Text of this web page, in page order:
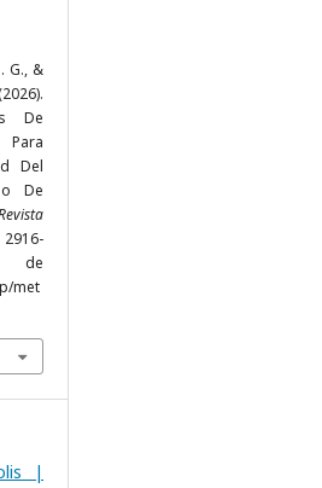
G., &
De
Del
De
2916-
de
met
|